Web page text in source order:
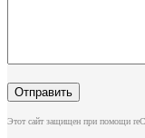
Этот сайт защищен при помощи